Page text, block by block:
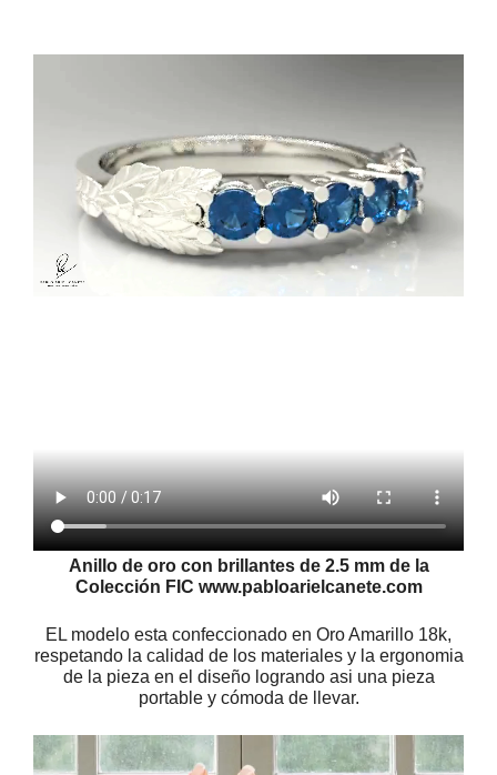
Anillo de oro con brillantes de 2.5 mm de la
Colección FIC www.pabloarielcanete.com
EL modelo esta confeccionado en Oro Amarillo 18k,
respetando la calidad de los materiales y la ergonomia
de la pieza en el diseño logrando asi una pieza
portable y cómoda de llevar.